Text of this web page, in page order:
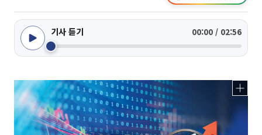
기사 듣기 00:00 / 02:56